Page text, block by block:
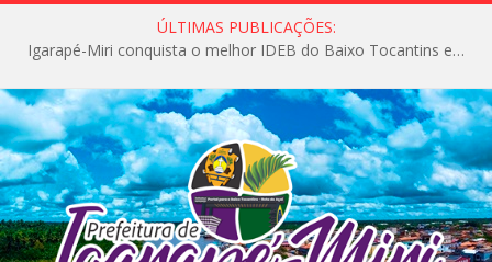
ÚLTIMAS PUBLICAÇÕES:
Igarapé-Miri conquista o melhor IDEB do Baixo Tocantins e avança na qualidade da educação pública